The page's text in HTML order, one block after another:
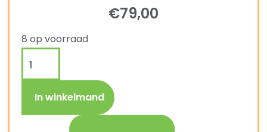
€79,00
8 op voorraad
In winkelmand